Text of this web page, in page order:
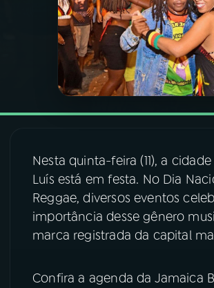
PROGRAMAS
PODCASTS
ÚLTIMAS
08FESTIVAL DE MÚSICA
ACOMPANHE A RÁDIO NACIONAL
YouTube Facebook
Nesta quinta-feira (11), a
Luís está em festa. No Dia
Reggae, diversos eventos
importância desse gênero
marca registrada da capital
Confira a agenda da Jamaica